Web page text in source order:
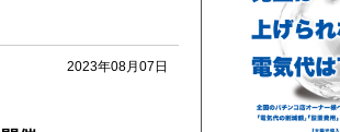
2023年08月07日